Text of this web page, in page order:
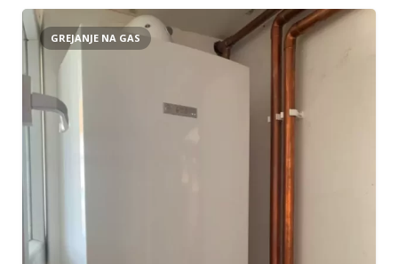
GREJANJE NA GAS